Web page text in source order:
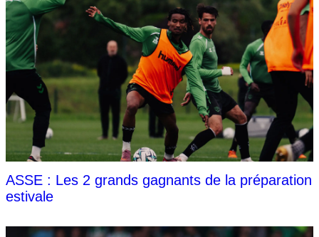
ASSE : Les 2 grands gagnants de la préparation
estivale